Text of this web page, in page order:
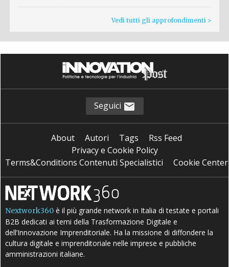
Vedi tutti gli approfondimenti >
Seguici
About Autori Tags
Rss Feed
Privacy e Cookie Policy
Terms&Conditions Contenuti Specialistici
Cookie Center
Nextwork360 è il più grande network in Italia di testate e portali
B2B dedicati ai temi della Trasformazione Digitale e
dell’Innovazione Imprenditoriale. Ha la missione di diffondere la
cultura digitale e imprenditoriale nelle imprese e pubbliche
amministrazioni italiane.